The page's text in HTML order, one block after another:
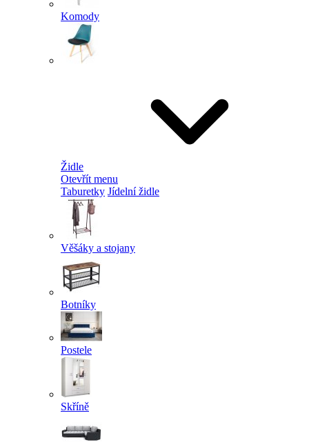
Komody
Židle
Otevřít menu
Taburetky Jídelní židle
Věšáky a stojany
Botníky
Postele
Skříně